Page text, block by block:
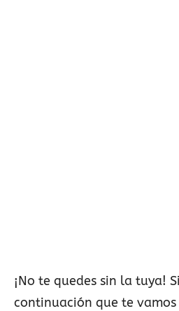
¡No te quedes sin la tuya!
continuación que te